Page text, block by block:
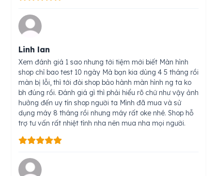
Linh lan
Xem đánh giá 1 sao nhưng tới tiệm mới biết Màn hình
shop chỉ bao test 10 ngày Mà bạn kia dùng 4 5 tháng rồi
màn bị lỗi, thì tới đòi shop bảo hành màn hình ng ta ko
bh đúng rồi. Đánh giá gì thì phải hiểu rõ chứ như vậy ảnh
hưởng đến uy tín shop người ta Mình đã mua và sử
dụng máy 8 tháng rồi nhưng máy rất oke nhé. Shop hỗ
trợ tư vấn rất nhiệt tình nha nên mua nha mọi người.